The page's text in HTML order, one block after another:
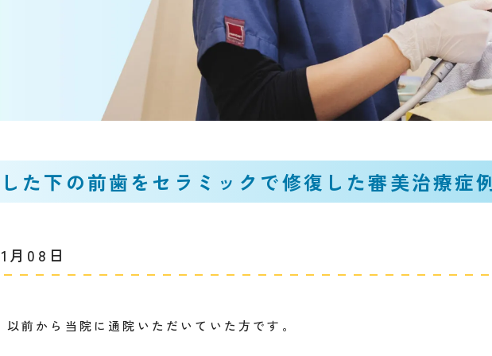
た下の前歯をセラミックで修復した審美治療症
月08日
前から当院に通院いただいていた方です。